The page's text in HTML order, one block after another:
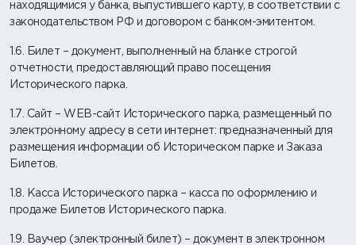
находящимися у банка, выпустившего карту, в соответствии с
законодательством РФ и договором с банком-эмитентом.
1.6. Билет – документ, выполненный на бланке строгой
отчетности, предоставляющий право посещения
Исторического парка.
1.7. Сайт – WEB-сайт Исторического парка, размещенный по
электронному адресу в сети интернет: предназначенный для
размещения информации об Историческом парке и Заказа
Билетов.
1.8. Касса Исторического парка – касса по оформлению и
продаже Билетов Исторического парка.
1.9. Ваучер (электронный билет) – документ в электронном